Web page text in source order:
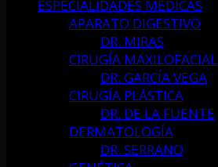
ESPECIALIDADES MÉDICAS
APARATO DIGESTIVO
DR. MIRAS
CIRUGÍA MAXILOFACIAL
DR. GARCÍA VEGA
CIRUGÍA PLÁSTICA
DR. DE LA FUENTE
DERMATOLOGÍA
DR. SERRANO